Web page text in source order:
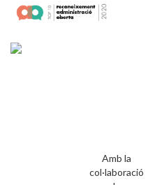
Amb la
col·laboració